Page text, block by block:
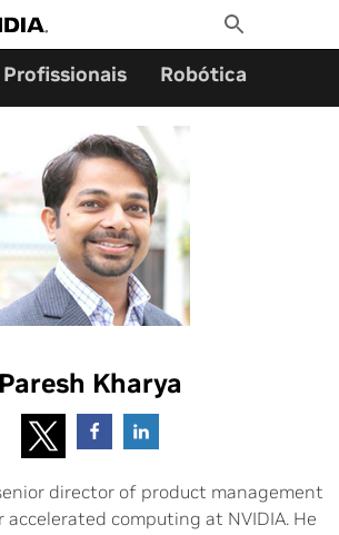
Toggle
Search
Profissionais Robótica
Paresh Kharya
director of product management
computing at NVIDIA. He